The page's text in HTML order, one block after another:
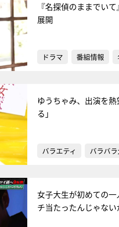
『名探偵のままでい
展開
ドラマ 番組情報
ゆうちゃみ、出演を
る」
バラエティ バラバ
女子大生が初めての
チ当たったんじゃない